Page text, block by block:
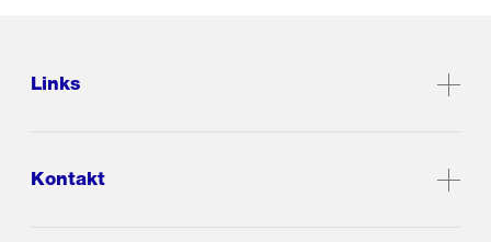
Links
Kontakt